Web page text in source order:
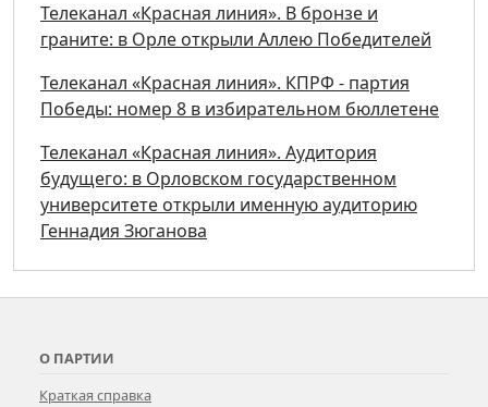
Телеканал «Красная линия». В бронзе и
граните: в Орле открыли Аллею Победителей
Телеканал «Красная линия». КПРФ - партия
Победы: номер 8 в избирательном бюллетене
Телеканал «Красная линия». Аудитория
будущего: в Орловском государственном
университете открыли именную аудиторию
Геннадия Зюганова
О ПАРТИИ
Краткая справка